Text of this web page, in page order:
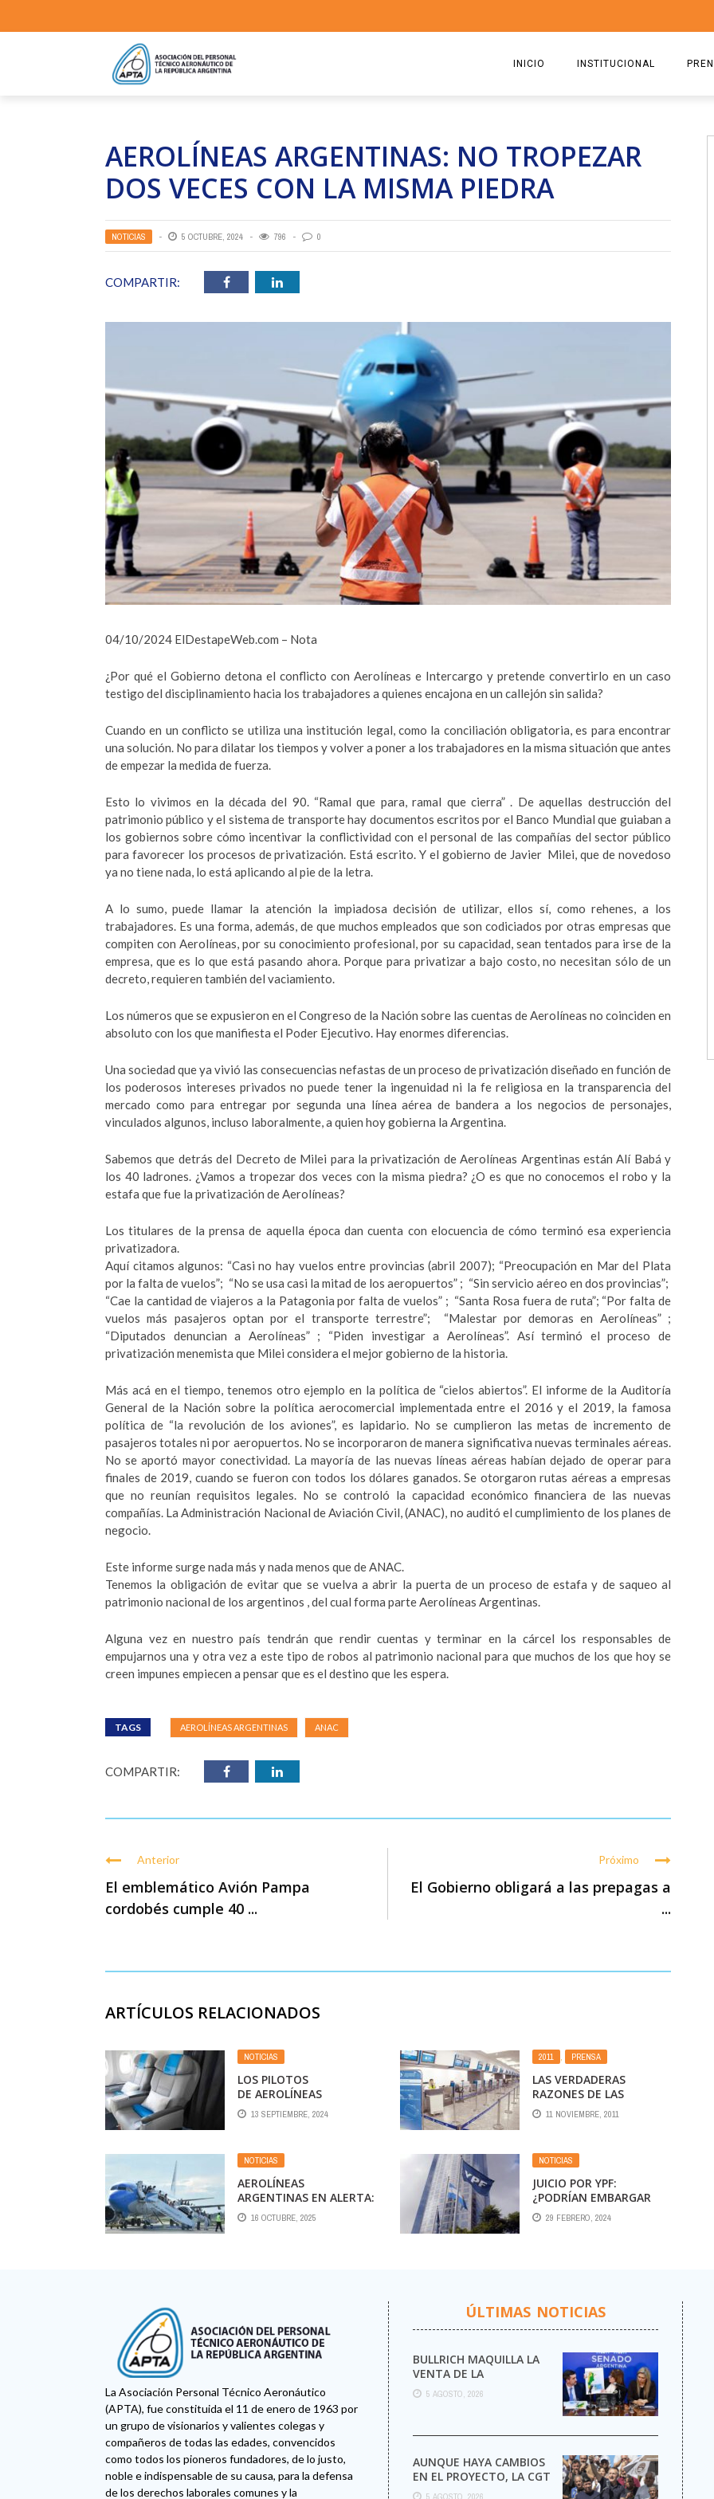
INICIO INSTITUCIONAL
ESTATUTO
RICARDO CIRIELLI
AEROLÍNEAS ARGENTINAS: NO TROPEZAR
DOS VECES CON LA MISMA PIEDRA
NOTICIAS 5 OCTUBRE, 2024 796 0
COMPARTIR:
04/10/2024 ElDestapeWeb.com – Nota
¿Por qué el Gobierno detona el conflicto con Aerolíneas e Intercargo y pretende convertirlo en un caso
testigo del disciplinamiento hacia los trabajadores a quienes encajona en un callejón sin salida?
Cuando en un conflicto se utiliza una institución legal, como la conciliación obligatoria, es para encontrar
una solución. No para dilatar los tiempos y volver a poner a los trabajadores en la misma situación que antes
de empezar la medida de fuerza.
Esto lo vivimos en la década del 90. “Ramal que para, ramal que cierra” . De aquellas destrucción del
patrimonio público y el sistema de transporte hay documentos escritos por el Banco Mundial que guiaban a
los gobiernos sobre cómo incentivar la conflictividad con el personal de las compañías del sector público
para favorecer los procesos de privatización. Está escrito. Y el gobierno de Javier Milei, que de novedoso
ya no tiene nada, lo está aplicando al pie de la letra.
A lo sumo, puede llamar la atención la impiadosa decisión de utilizar, ellos sí, como rehenes, a los
trabajadores. Es una forma, además, de que muchos empleados que son codiciados por otras empresas que
compiten con Aerolíneas, por su conocimiento profesional, por su capacidad, sean tentados para irse de la
empresa, que es lo que está pasando ahora. Porque para privatizar a bajo costo, no necesitan sólo de un
decreto, requieren también del vaciamiento.
Los números que se expusieron en el Congreso de la Nación sobre las cuentas de Aerolíneas no coinciden en
absoluto con los que manifiesta el Poder Ejecutivo. Hay enormes diferencias.
Una sociedad que ya vivió las consecuencias nefastas de un proceso de privatización diseñado en función de
los poderosos intereses privados no puede tener la ingenuidad ni la fe religiosa en la transparencia del
mercado como para entregar por segunda una línea aérea de bandera a los negocios de personajes,
vinculados algunos, incluso laboralmente, a quien hoy gobierna la Argentina.
Sabemos que detrás del Decreto de Milei para la privatización de Aerolíneas Argentinas están Alí Babá y
los 40 ladrones. ¿Vamos a tropezar dos veces con la misma piedra? ¿O es que no conocemos el robo y la
estafa que fue la privatización de Aerolíneas?
Los titulares de la prensa de aquella época dan cuenta con elocuencia de cómo terminó esa experiencia
privatizadora.
Aquí citamos algunos: “Casi no hay vuelos entre provincias (abril 2007); “Preocupación en Mar del Plata
por la falta de vuelos”; “No se usa casi la mitad de los aeropuertos” ; “Sin servicio aéreo en dos provincias”;
“Cae la cantidad de viajeros a la Patagonia por falta de vuelos” ; “Santa Rosa fuera de ruta”; “Por falta de
vuelos más pasajeros optan por el transporte terrestre”; “Malestar por demoras en Aerolíneas” ;
“Diputados denuncian a Aerolíneas” ; “Piden investigar a Aerolíneas”. Así terminó el proceso de
privatización menemista que Milei considera el mejor gobierno de la historia.
Más acá en el tiempo, tenemos otro ejemplo en la política de “cielos abiertos”. El informe de la Auditoría
General de la Nación sobre la política aerocomercial implementada entre el 2016 y el 2019, la famosa
política de “la revolución de los aviones”, es lapidario. No se cumplieron las metas de incremento de
pasajeros totales ni por aeropuertos. No se incorporaron de manera significativa nuevas terminales aéreas.
No se aportó mayor conectividad. La mayoría de las nuevas líneas aéreas habían dejado de operar para
finales de 2019, cuando se fueron con todos los dólares ganados. Se otorgaron rutas aéreas a empresas
que no reunían requisitos legales. No se controló la capacidad económico financiera de las nuevas
compañías. La Administración Nacional de Aviación Civil, (ANAC), no auditó el cumplimiento de los planes de
negocio.
Este informe surge nada más y nada menos que de ANAC.
Tenemos la obligación de evitar que se vuelva a abrir la puerta de un proceso de estafa y de saqueo al
patrimonio nacional de los argentinos , del cual forma parte Aerolíneas Argentinas.
Alguna vez en nuestro país tendrán que rendir cuentas y terminar en la cárcel los responsables de
empujarnos una y otra vez a este tipo de robos al patrimonio nacional para que muchos de los que hoy se
creen impunes empiecen a pensar que es el destino que les espera.
TAGS AEROLÍNEAS ARGENTINAS ANAC
COMPARTIR:
Anterior
El emblemático Avión Pampa
cordobés cumple 40 ...
Próximo
El Gobierno obligará a las prepagas a
...
ARTÍCULOS RELACIONADOS
NOTICIAS
LOS PILOTOS
DE AEROLÍNEAS
ARGENTINAS YA NO
TENDRÁN ASIENTOS
EJECUTIVA
13 SEPTIEMBRE, 2024
2011 , PRENSA
LAS VERDADERAS
RAZONES DE LAS
DEMORAS Y
CANCELACIONES DE
AEROPARQUE EL 11 DE
NOVIEMBRE DE 2011
11 NOVIEMBRE, 2011
NOTICIAS
AEROLÍNEAS
ARGENTINAS EN ALERTA:
EN 6 DÍAS FALLARON LOS
MOTORES DE DOS
16 OCTUBRE, 2025
NOTICIAS
JUICIO POR YPF:
¿PODRÍAN EMBARGAR
ACCIONES DE
PETROLERA, AEROLÍNEAS
29 FEBRERO, 2024
La Asociación Personal Técnico Aeronáutico
(APTA), fue constituida el 11 de enero de 1963 por
un grupo de visionarios y valientes colegas y
compañeros de todas las edades, convencidos
como todos los pioneros fundadores, de lo justo,
noble e indispensable de su causa, para la defensa
de los derechos laborales comunes y la
ÚLTIMAS NOTICIAS
BULLRICH MAQUILLA LA
VENTA DE LA
ARGENTINA
5 AGOSTO, 2026
AUNQUE HAYA CAMBIOS
EN EL PROYECTO, LA CGT
MARCHA AL CONGRESO